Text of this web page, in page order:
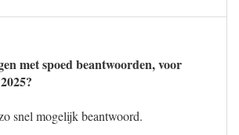
met spoed beantwoorden, voor
snel mogelijk beantwoord.